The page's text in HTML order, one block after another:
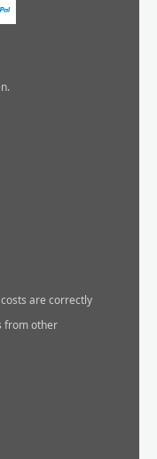
.
are correctly
from other